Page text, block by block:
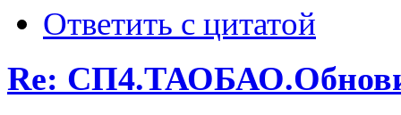
Ответить с цитатой
Re: